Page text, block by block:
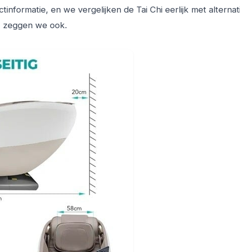
en we vergelijken de Tai Chi eerlijk met
zeggen we ook.